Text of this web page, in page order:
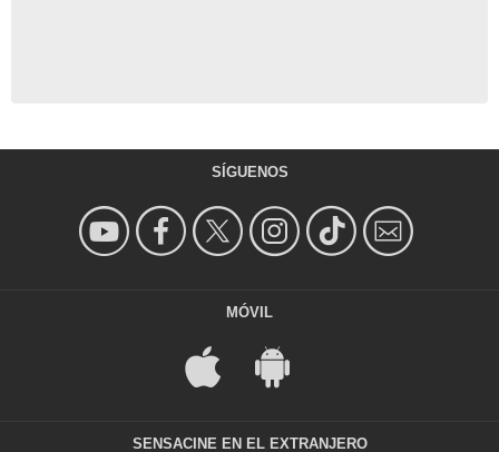
SÍGUENOS
MÓVIL
SENSACINE EN EL EXTRANJERO